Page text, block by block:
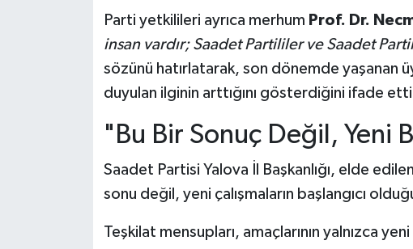
Parti yetkilileri ayrıca merhum Prof. Dr.
insan vardır; Saadet Partililer ve Saadet
sözünü hatırlatarak, son dönemde yaşanan
duyulan ilginin arttığını gösterdiğini ifade etti
"Bu Bir Sonuç Değil, Yeni
Saadet Partisi Yalova İl Başkanlığı, elde
sonu değil, yeni çalışmaların başlangıcı
Teşkilat mensupları, amaçlarının yalnızca